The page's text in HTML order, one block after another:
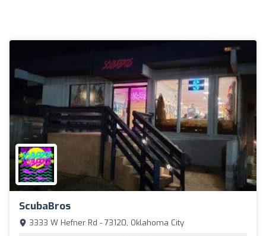
ScubaBros
3333 W Hefner Rd - 73120, Oklahoma City